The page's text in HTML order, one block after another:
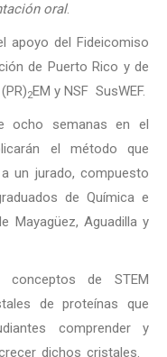
oral.
apoyo del Fideicomiso
de Puerto Rico y de
2EM y NSF SusWEF.
ocho semanas en el
el método que
un jurado, compuesto
de Química e
Mayagüez, Aguadilla y
de STEM
de proteínas que
comprender y
dichos cristales.